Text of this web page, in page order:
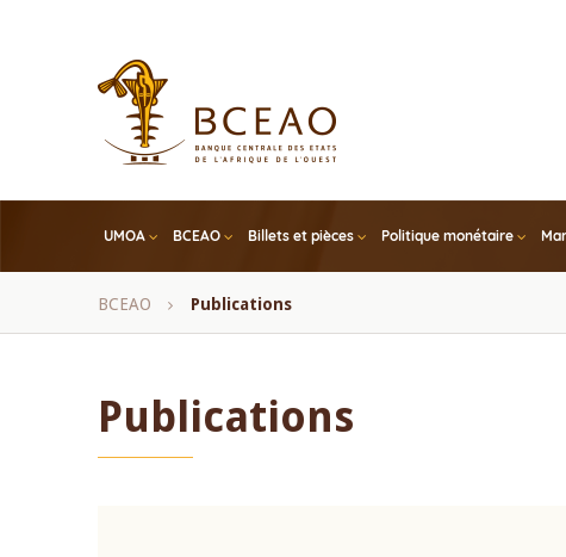
UMOA BCEAO Billets et pièces Politique monétaire
Fil
BCEAO Publications
Publications